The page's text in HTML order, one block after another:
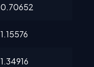
0.70652
1.15576
1.34916